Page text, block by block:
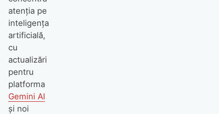
atenția pe
inteligența
artificială,
cu
actualizări
pentru
platforma
Gemini AI
și noi